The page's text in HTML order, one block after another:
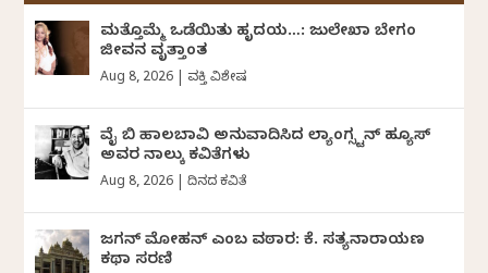
ಮತ್ತೊಮ್ಮೆ ಒಡೆಯಿತು ಹೃದಯ…: ಜುಲೇಖಾ ಬೇಗಂ
ಜೀವನ ವೃತ್ತಾಂತ
Aug 8, 2026 ವ್ಯಕ್ತಿ ವಿಶೇಷ
ವೈ ಬಿ ಹಾಲಬಾವಿ ಅನುವಾದಿಸಿದ ಲ್ಯಾಂಗ್ಸ್ಟನ್ ಹ್ಯೂಸ್
ಅವರ ನಾಲ್ಕು ಕವಿತೆಗಳು
Aug 8, 2026 |ದಿನದ ಕವಿತೆ
ಜಗನ್‌ ಮೋಹನ್‌ ಎಂಬ ವಠಾರ: ಕೆ. ಸತ್ಯನಾರಾಯಣ
ಕಥಾ ಸರಣಿ